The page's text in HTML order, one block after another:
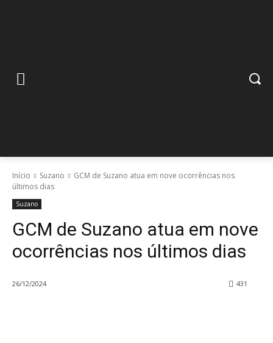
Início Suzano
GCM de Suzano atua em nove ocorrências nos
últimos dias
Suzano
GCM de Suzano atua em nove
ocorrências nos últimos dias
26/12/2024 431